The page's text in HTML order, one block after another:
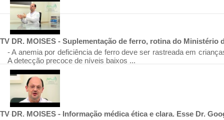
TV DR. MOISES - Suplementação de ferro, rotina do Ministério
- A anemia por deficiência de ferro deve ser rastreada em
A detecção precoce de níveis baixos ...
TV DR. MOISES - Informação médica ética e clara. Esse Dr.